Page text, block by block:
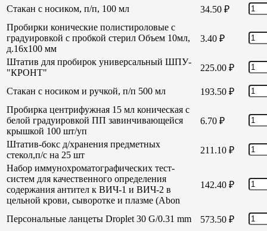
Стакан с носиком, п/п, 100 мл 34.50 ₽
Пробирки конические полистироловые с
градуировкой с пробкой стерил Объем 10мл,
д.16х100 мм
3.40 ₽
Штатив для пробирок универсальный ШПУ-
"КРОНТ"
225.00 ₽
Стакан с носиком и ручкой, п/п 500 мл 193.50 ₽
Пробирка центрифужная 15 мл коническая с
белой градуировкой ПП завинчивающейся
крышкой 100 шт/уп
6.70 ₽
Штатив-бокс д/хранения предметных
стекол,п/с на 25 шт
211.10 ₽
Набор иммунохроматографических тест-
систем для качественного определения
содержания антител к ВИЧ-1 и ВИЧ-2 в
цельной крови, сыворотке и плазме (Abon
142.40 ₽
Персональные ланцеты Droplet 30 G/0.31 mm 573.50 ₽